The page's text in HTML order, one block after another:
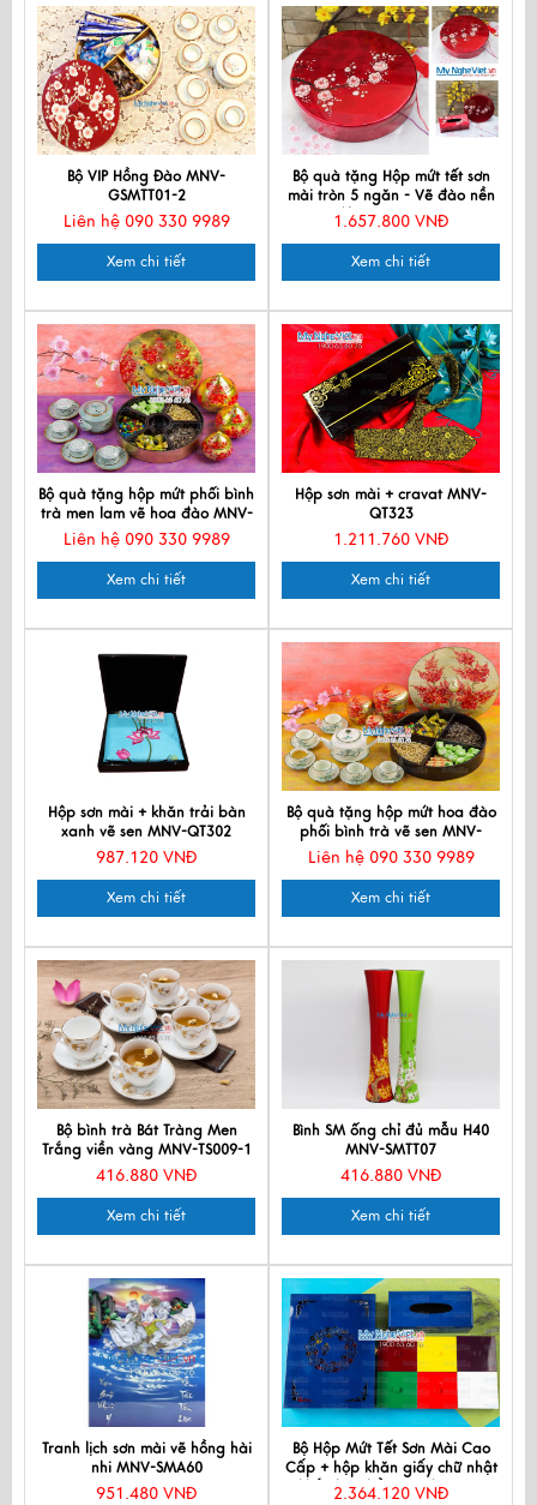
Bộ VIP Hồng Đào MNV-
GSMTT01-2
Liên hệ 090 330 9989
Xem chi tiết
Bộ quà tặng Hộp mứt tết sơn
mài tròn 5 ngăn - Vẽ đào nền
đỏ QTTBLT-Da-3
1.657.800 VNĐ
Xem chi tiết
Bộ quà tặng hộp mứt phối bình
trà men lam vẽ hoa đào MNV-
QT112A
Liên hệ 090 330 9989
Xem chi tiết
Hộp sơn mài + cravat MNV-
QT323
1.211.760 VNĐ
Xem chi tiết
Hộp sơn mài + khăn trải bàn
xanh vẽ sen MNV-QT302
987.120 VNĐ
Xem chi tiết
Bộ quà tặng hộp mứt hoa đào
phối bình trà vẽ sen MNV-
QT68-529-1
Liên hệ 090 330 9989
Xem chi tiết
Bộ bình trà Bát Tràng Men
Trắng viền vàng MNV-TS009-1
416.880 VNĐ
Xem chi tiết
Bình SM ống chỉ đủ mẫu H40
MNV-SMTT07
416.880 VNĐ
Xem chi tiết
Tranh lịch sơn mài vẽ hồng hài
nhi MNV-SMA60
951.480 VNĐ
Bộ Hộp Mứt Tết Sơn Mài Cao
Cấp + hộp khăn giấy chữ nhật
khắc hoa hồng xanh MNV-
2.364.120 VNĐ